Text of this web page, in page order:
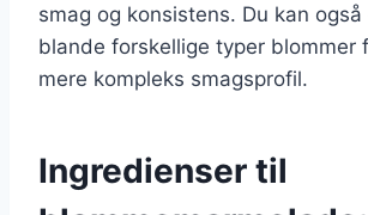
smag og konsistens. Du kan
blande forskellige typer blommer
mere kompleks smagsprofil.
Ingredienser til